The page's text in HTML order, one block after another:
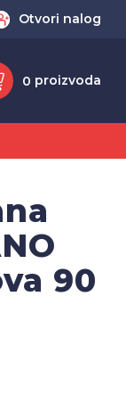
Otvori nalog
0 proizvoda
90